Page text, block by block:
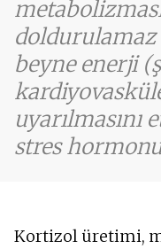
beyne enerji
uyarılmasını
stres
Kortizol üretimi,